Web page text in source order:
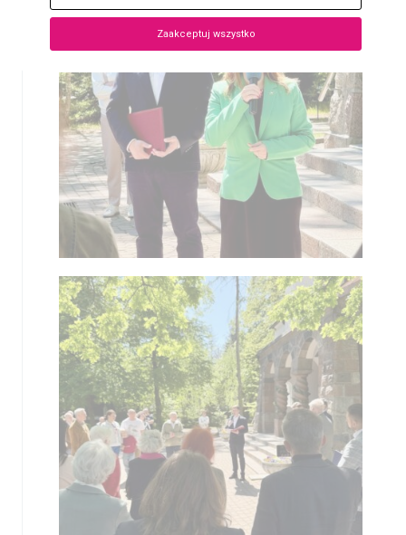
Zaakceptuj wszystko